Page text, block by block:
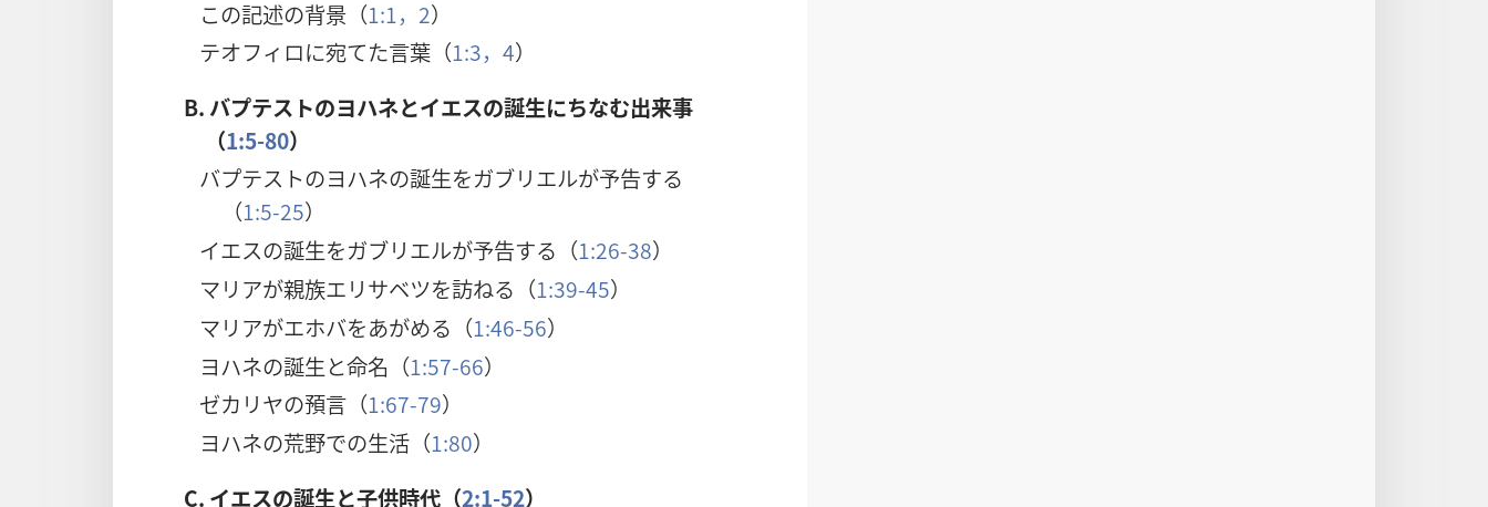
この記述の背景（1:1，2）
テオフィロに宛てた言葉（1:3，4）
B. バプテストのヨハネとイエスの誕生にちなむ出来事
（1:5-80）
バプテストのヨハネの誕生をガブリエルが予告する
（1:5-25）
イエスの誕生をガブリエルが予告する（1:26-38）
マリアが親族エリサベツを訪ねる（1:39-45）
マリアがエホバをあがめる（1:46-56）
ヨハネの誕生と命名（1:57-66）
ゼカリヤの預言（1:67-79）
ヨハネの荒野での生活（1:80）
C. イエスの誕生と子供時代（2:1-52）